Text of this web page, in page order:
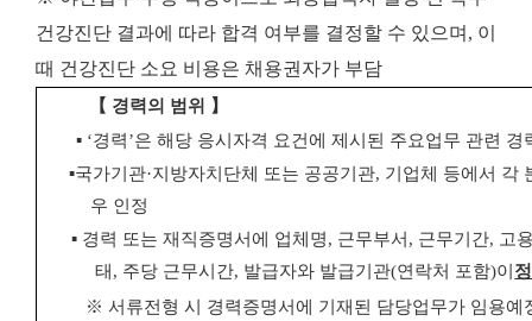
건강진단 결과에 따라 합격 여부를 결정할 수 있으며, 이
때 건강진단 소요 비용은 채용권자가 부담
【 경력의 범위 】
▪ ‘경력’은 해당 응시자격 요건에 제시된 주요업무 관련 경
▪국가기관·지방자치단체 또는 공공기관, 기업체 등에서 각
우 인정
▪ 경력 또는 재직증명서에 업체명, 근무부서 , 근무기간, 고
태 , 주당 근무시간, 발급자와 발급기관(연락처 포함)이
※ 서류전형 시 경력증명서에 기재된 담당업무가 임용